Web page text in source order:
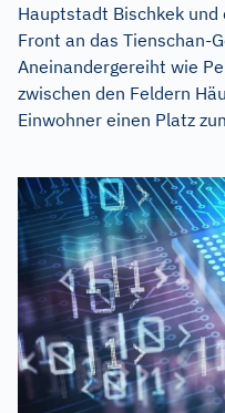
Hauptstadt Bischkek und
Front an das Tienschan-
Aneinandergereiht wie
zwischen den Feldern
Einwohner einen Platz